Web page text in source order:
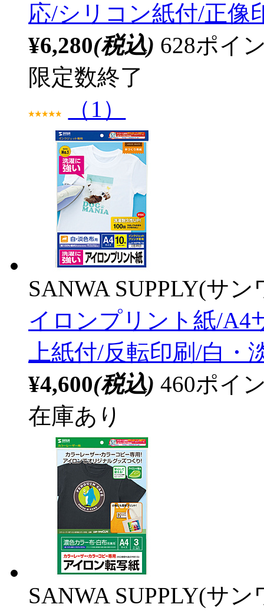
応/シリコン紙付/正像
¥6,280(税込) 628ポイ
限定数終了
（1）
SANWA SUPPLY(サ
イロンプリント紙/A4
上紙付/反転印刷/白・
¥4,600(税込) 460ポイ
在庫あり
SANWA SUPPLY(サ